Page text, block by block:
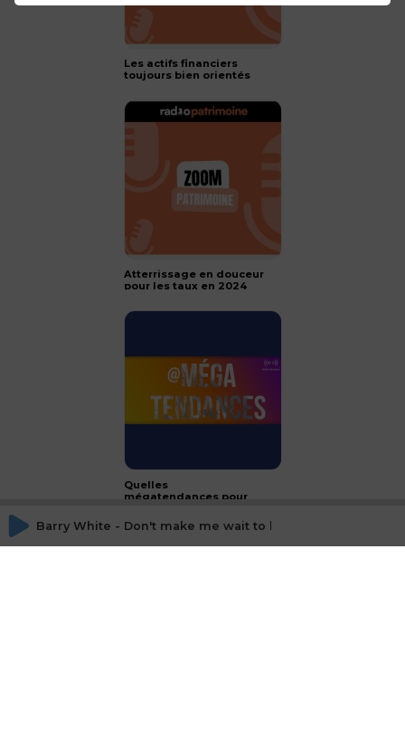
Les actifs financiers
toujours bien orientés
Atterrissage en douceur
pour les taux en 2024
Quelles
mégatendances pour
Barry White - Don't make me wait to long